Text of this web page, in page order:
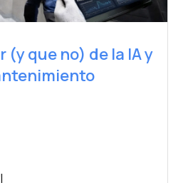
(y que no) de la IA y